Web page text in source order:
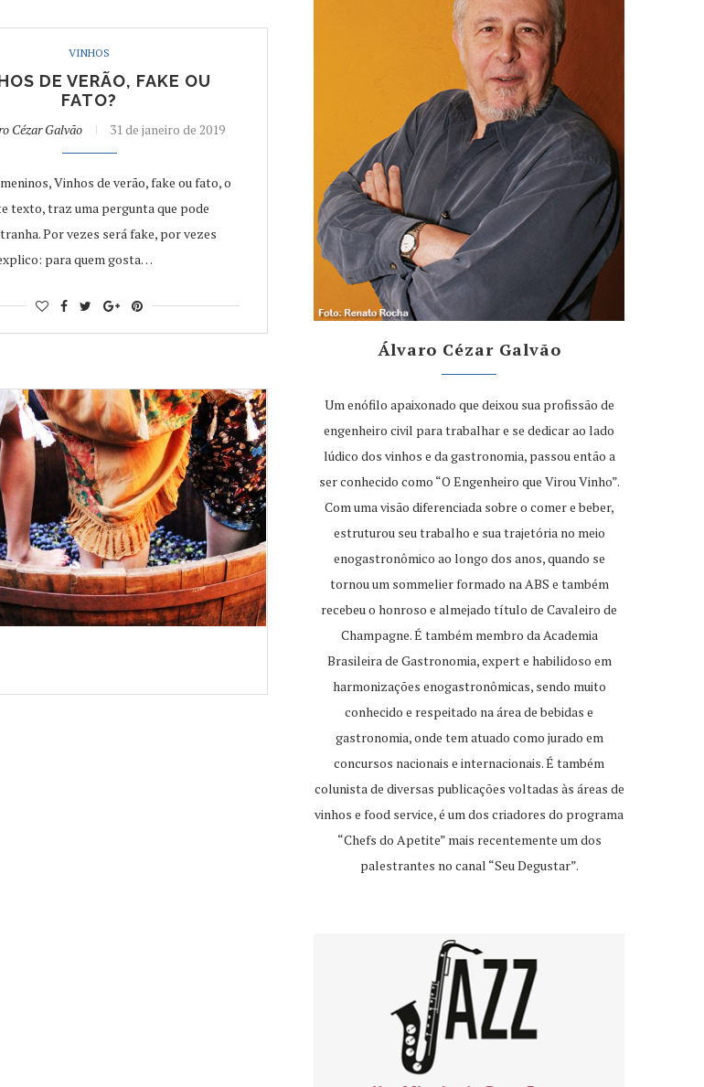
VINHOS
DE VERÃO, FAKE OU
FATO?
Cézar Galvão 31 de janeiro de 2019
Vinhos de verão, fake ou fato, o
texto, traz uma pergunta que pode
Por vezes será fake, por vezes
para quem gosta…
Álvaro Cézar Galvão
Um enófilo apaixonado que deixou sua profissão de
engenheiro civil para trabalhar e se dedicar ao lado
lúdico dos vinhos e da gastronomia, passou então a
ser conhecido como “O Engenheiro que Virou Vinho”.
Com uma visão diferenciada sobre o comer e beber,
estruturou seu trabalho e sua trajetória no meio
enogastronômico ao longo dos anos, quando se
tornou um sommelier formado na ABS e também
recebeu o honroso e almejado título de Cavaleiro de
Champagne. É também membro da Academia
Brasileira de Gastronomia, expert e habilidoso em
harmonizações enogastronômicas, sendo muito
conhecido e respeitado na área de bebidas e
gastronomia, onde tem atuado como jurado em
concursos nacionais e internacionais. É também
colunista de diversas publicações voltadas às áreas de
vinhos e food service, é um dos criadores do programa
“Chefs do Apetite” mais recentemente um dos
palestrantes no canal “Seu Degustar”.